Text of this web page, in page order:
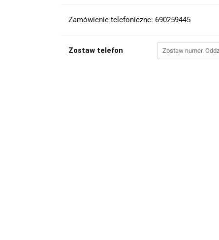
Zamówienie telefoniczne: 690259445
Zostaw telefon